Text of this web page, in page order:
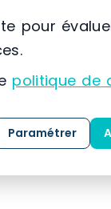
derack de
pour
politique de
Paramétrer